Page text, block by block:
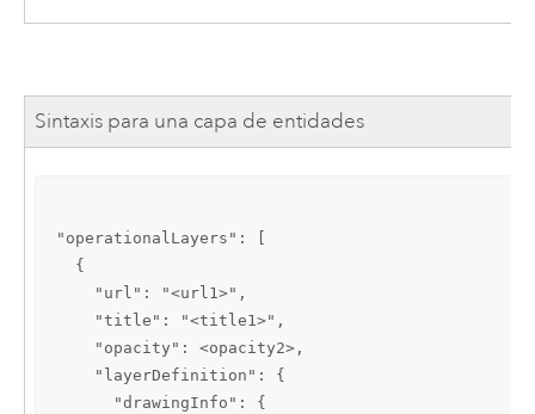
Sintaxis para una capa de entidades
"operationalLayers": [
  {
    "url": "<url1>",
    "title": "<title1>",
    "opacity": <opacity2>,
    "layerDefinition": {
      "drawingInfo": {